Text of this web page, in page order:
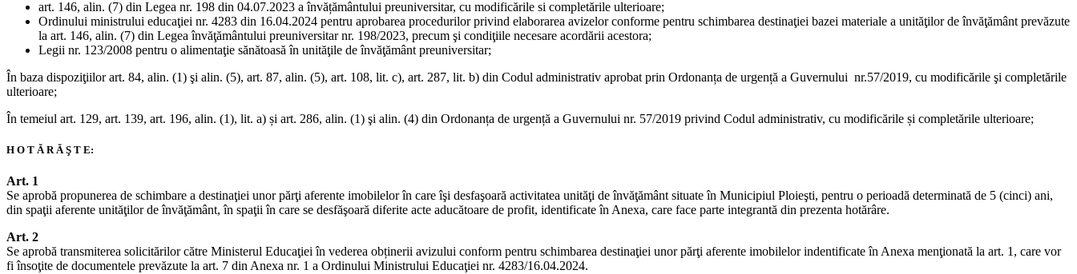
art. 146, alin. (7) din Legea nr. 198 din 04.07.2023 a învățământului preuniversitar, cu modificările si completările ulterioare;
Ordinului ministrului educaţiei nr. 4283 din 16.04.2024 pentru aprobarea procedurilor privind elaborarea avizelor conforme pentru schimbarea destinaţiei bazei materiale a unităţilor de învăţământ prevăzute
la art. 146, alin. (7) din Legea învăţământului preuniversitar nr. 198/2023, precum şi condiţiile necesare acordării acestora;
Legii nr. 123/2008 pentru o alimentaţie sănătoasă în unităţile de învăţământ preuniversitar;
În baza dispoziţiilor art. 84, alin. (1) şi alin. (5), art. 87, alin. (5), art. 108, lit. c), art. 287, lit. b) din Codul administrativ aprobat prin Ordonanța de urgență a Guvernului nr.57/2019, cu modificările şi completările
ulterioare;
În temeiul art. 129, art. 139, art. 196, alin. (1), lit. a) și art. 286, alin. (1) şi alin. (4) din Ordonanța de urgență a Guvernului nr. 57/2019 privind Codul administrativ, cu modificările și completările ulterioare;
H O T Ă R Ă Ş T E:
Art. 1
Se aprobă propunerea de schimbare a destinaţiei unor părţi aferente imobilelor în care îşi desfaşoară activitatea unităţi de învăţământ situate în Municipiul Ploieşti, pentru o perioadă determinată de 5 (cinci) ani,
din spaţii aferente unităţilor de învăţământ, în spaţii în care se desfăşoară diferite acte aducătoare de profit, identificate în Anexa, care face parte integrantă din prezenta hotărâre.
Art. 2
Se aprobă transmiterea solicitărilor către Ministerul Educaţiei în vederea obținerii avizului conform pentru schimbarea destinaţiei unor părţi aferente imobilelor indentificate în Anexa menţionată la art. 1, care vor
fi însoţite de documentele prevăzute la art. 7 din Anexa nr. 1 a Ordinului Ministrului Educaţiei nr. 4283/16.04.2024.